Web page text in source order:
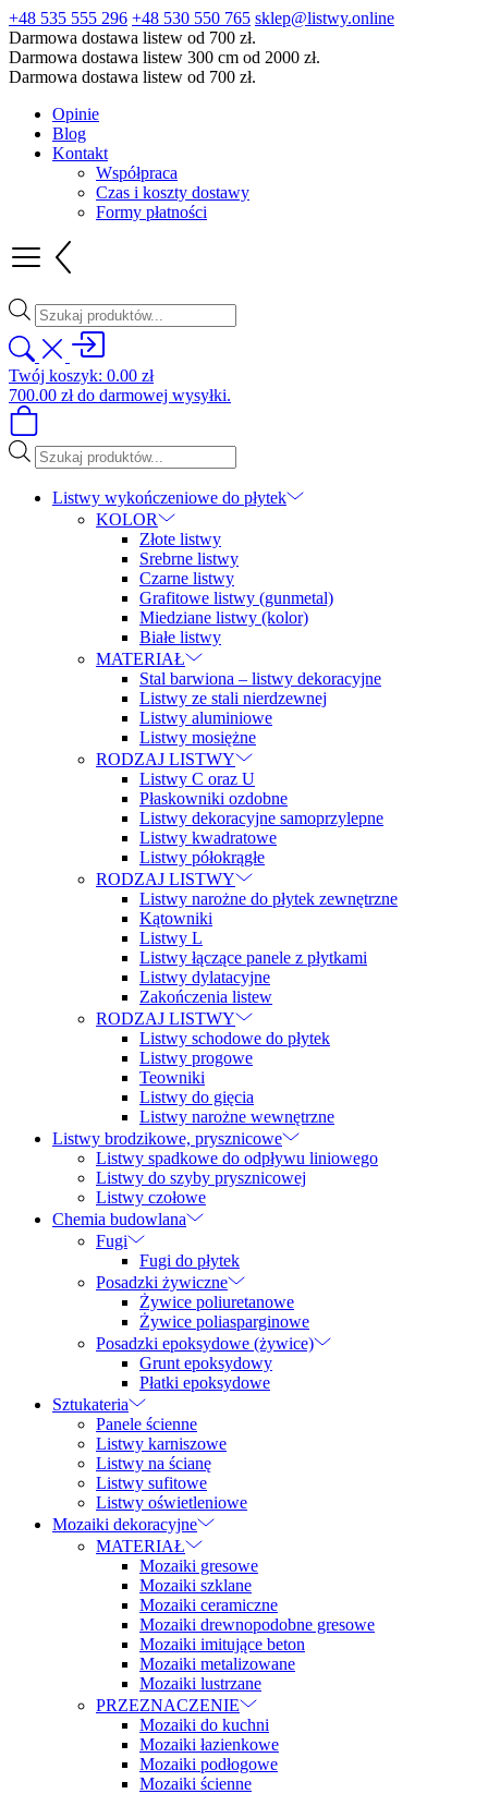
+48 535 555 296 +48 530 550 765 sklep@listwy.online
Darmowa dostawa listew od 700 zł.
Darmowa dostawa listew 300 cm od 2000 zł.
Darmowa dostawa listew od 700 zł.
Opinie
Blog
Kontakt
Współpraca
Czas i koszty dostawy
Formy płatności
Wyszukiwarka
produktów
Twój koszyk: 0.00 zł
700.00 złdo darmowej wysyłki.
Wyszukiwarka
produktów
Listwy wykończeniowe do płytek
KOLOR
Złote listwy
Srebrne listwy
Czarne listwy
Grafitowe listwy (gunmetal)
Miedziane listwy (kolor)
Białe listwy
MATERIAŁ
Stal barwiona – listwy dekoracyjne
Listwy ze stali nierdzewnej
Listwy aluminiowe
Listwy mosiężne
RODZAJ LISTWY
Listwy C oraz U
Płaskowniki ozdobne
Listwy dekoracyjne samoprzylepne
Listwy kwadratowe
Listwy półokrągłe
RODZAJ LISTWY
Listwy narożne do płytek zewnętrzne
Kątowniki
Listwy L
Listwy łączące panele z płytkami
Listwy dylatacyjne
Zakończenia listew
RODZAJ LISTWY
Listwy schodowe do płytek
Listwy progowe
Teowniki
Listwy do gięcia
Listwy narożne wewnętrzne
Listwy brodzikowe, prysznicowe
Listwy spadkowe do odpływu liniowego
Listwy do szyby prysznicowej
Listwy czołowe
Chemia budowlana
Fugi
Fugi do płytek
Posadzki żywiczne
Żywice poliuretanowe
Żywice poliasparginowe
Posadzki epoksydowe (żywice)
Grunt epoksydowy
Płatki epoksydowe
Sztukateria
Panele ścienne
Listwy karniszowe
Listwy na ścianę
Listwy sufitowe
Listwy oświetleniowe
Mozaiki dekoracyjne
MATERIAŁ
Mozaiki gresowe
Mozaiki szklane
Mozaiki ceramiczne
Mozaiki drewnopodobne gresowe
Mozaiki imitujące beton
Mozaiki metalizowane
Mozaiki lustrzane
PRZEZNACZENIE
Mozaiki do kuchni
Mozaiki łazienkowe
Mozaiki podłogowe
Mozaiki ścienne